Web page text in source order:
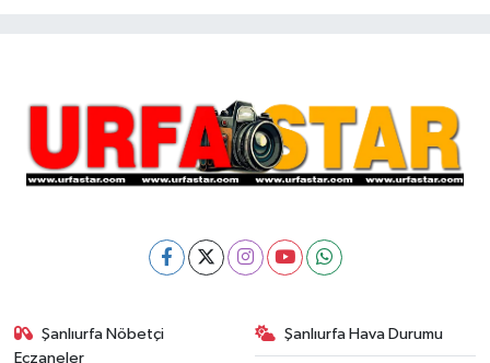
Şanlıurfa Nöbetçi
Eczaneler
Şanlıurfa Hava Durumu